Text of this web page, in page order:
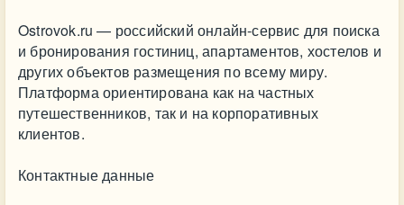
Ostrovok.ru — российский онлайн-сервис для поиска
и бронирования гостиниц, апартаментов, хостелов и
других объектов размещения по всему миру.
Платформа ориентирована как на частных
путешественников, так и на корпоративных
клиентов.
Контактные данные